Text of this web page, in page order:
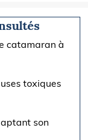
catamaran à
toxiques
son